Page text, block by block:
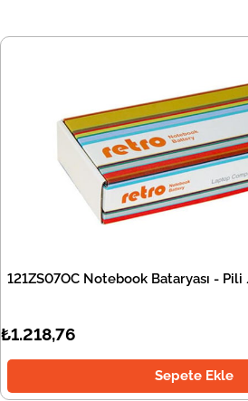
121ZS07OC Notebook Bataryası - Pili
₺1.218,76
Sepete Ekle